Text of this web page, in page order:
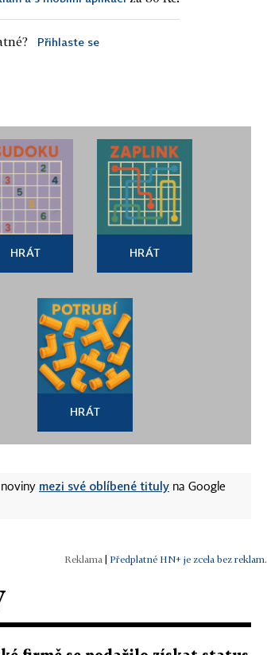
Přihlaste se
HRÁT HRÁT
HRÁT
mezi své oblíbené tituly na Google
| Předplatné HN+ je zcela bez reklam.